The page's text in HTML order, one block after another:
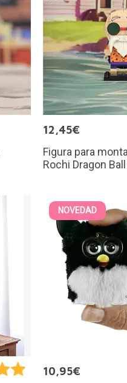
12,45€
Figura para
Rochi Dragon Ball
NOVEDAD
10,95€